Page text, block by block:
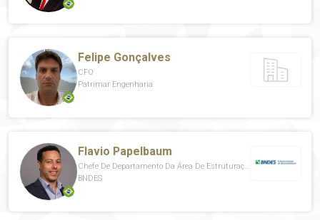
Felipe Gonçalves
CFO
Patrimar Engenharia
Flavio Papelbaum
Chefe De Departamento Da Área De Estruturação De Projetos
BNDES